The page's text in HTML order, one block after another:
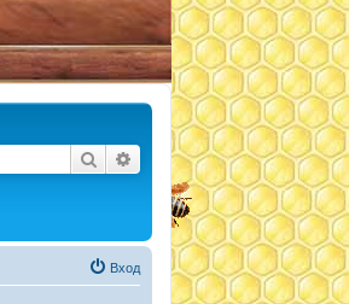
Поиск Расширенный поиск
Вход